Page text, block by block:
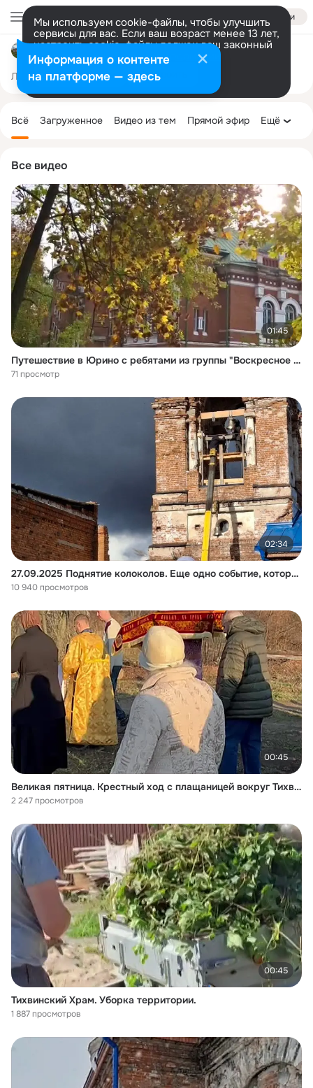
Войти
Мы используем cookie-файлы, чтобы улучшить
сервисы для вас. Если ваш возраст менее 13 лет,
настроить cookie-файлы должен ваш законный
представитель. Больше информации
Разрешить все Настроить
Лента Участники 2.7K Товары
Все видео
01:45
Путешествие в Юрино с ребятами из группы "Воскресное слоао" и их родителями.
71 просмотр
02:34
27.09.2025 Поднятие колоколов. Еще одно событие, которое войдет в историю нашего прихода.
10 940 просмотров
00:45
Великая пятница. Крестный ход с плащаницей вокруг Тихвинского Храма. 18.04.2025
2 247 просмотров
00:45
Тихвинский Храм. Уборка территории.
1 887 просмотров
колонка
Всё Загруженное Видео из тем Прямой эфир Ещё
Информация о контенте
на платформе — здесь